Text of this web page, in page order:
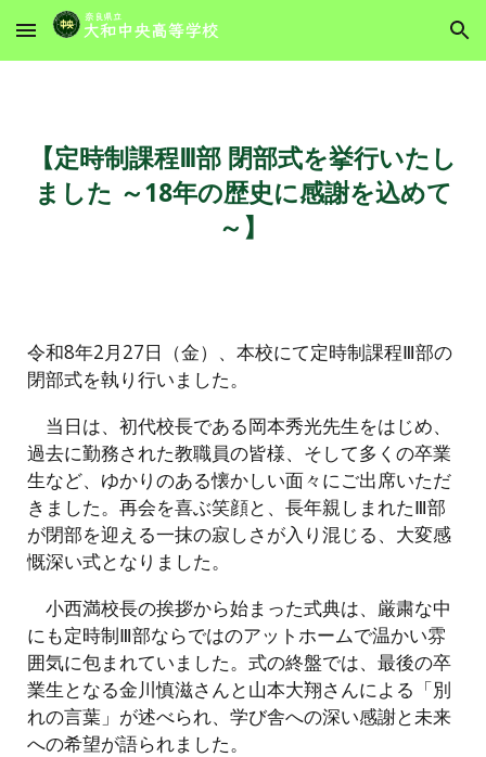
Skip to main content Skip to navigation
【定時制課程Ⅲ部 閉部式を挙行いたし
ました ～18年の歴史に感謝を込めて
～】
令和8年2月27日（金）、本校にて定時制課程Ⅲ部の
閉部式を執り行いました。
当日は、初代校長である岡本秀光先生をはじめ、
過去に勤務された教職員の皆様、そして多くの卒業
生など、ゆかりのある懐かしい面々にご出席いただ
きました。再会を喜ぶ笑顔と、長年親しまれたⅢ部
が閉部を迎える一抹の寂しさが入り混じる、大変感
慨深い式となりました。
小西満校長の挨拶から始まった式典は、厳粛な中
にも定時制Ⅲ部ならではのアットホームで温かい雰
囲気に包まれていました。式の終盤では、最後の卒
業生となる金川慎滋さんと山本大翔さんによる「別
れの言葉」が述べられ、学び舎への深い感謝と未来
への希望が語られました。